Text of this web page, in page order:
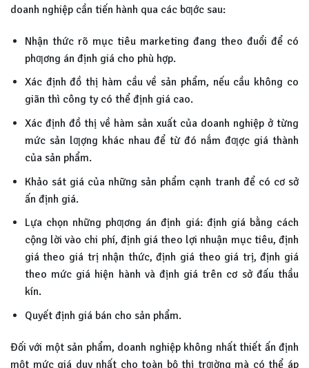
doanh nghiệp cần tiến hành qua các bƣớc sau:
Nhận thức rõ mục tiêu marketing đang theo đuổi để có
phƣơng án định giá cho phù hợp.
Xác định đồ thị hàm cầu về sản phẩm, nếu cầu không co
giãn thì công ty có thể định giá cao.
Xác định đồ thị về hàm sản xuất của doanh nghiệp ở từng
mức sản lƣợng khác nhau để từ đó nắm đƣợc giá thành
của sản phẩm.
Khảo sát giá của những sản phẩm cạnh tranh để có cơ sở
ấn định giá.
Lựa chọn những phƣơng án định giá: định giá bằng cách
cộng lời vào chi phí, định giá theo lợi nhuận mục tiêu, định
giá theo giá trị nhận thức, định giá theo giá trị, định giá
theo mức giá hiện hành và định giá trên cơ sở đấu thầu
kín.
Quyết định giá bán cho sản phẩm.
Đối với một sản phẩm, doanh nghiệp không nhất thiết ấn định
một mức giá duy nhất cho toàn bộ thị trƣờng mà có thể áp